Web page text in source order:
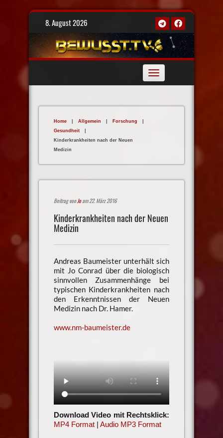
Skip
8. August 2026
Toggle
navigation
Home | Allgemein | Forschung
|
Gesundheit
|
Kinderkrankheiten nach der Neuen
Medizin
Beitrag vonJoam 22. März 2016
Kinderkrankheiten nach der Neuen
Medizin
Andreas Baumeister unterhält sich
mit Jo Conrad über die biologisch
sinnvollen Zusammenhänge bei
typischen Kinderkrankheiten nach
den Erkenntnissen der Neuen
Medizin nach Dr. Hamer.
www.nm-baumeister.de
Download Video mit Rechtsklick:
MP4 Format| Audio MP3 Format